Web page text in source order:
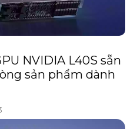
NVIDIA L40S sẵn
sản phẩm dành